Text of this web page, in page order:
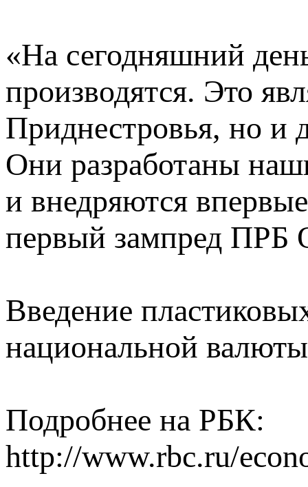
«На сегодняшний
производятся. Это
Приднестровья, но и
Они разработаны
и внедряются
первый зампред ПРБ
Введение
национальной
Подробнее на РБК:
http://www.rbc.ru/